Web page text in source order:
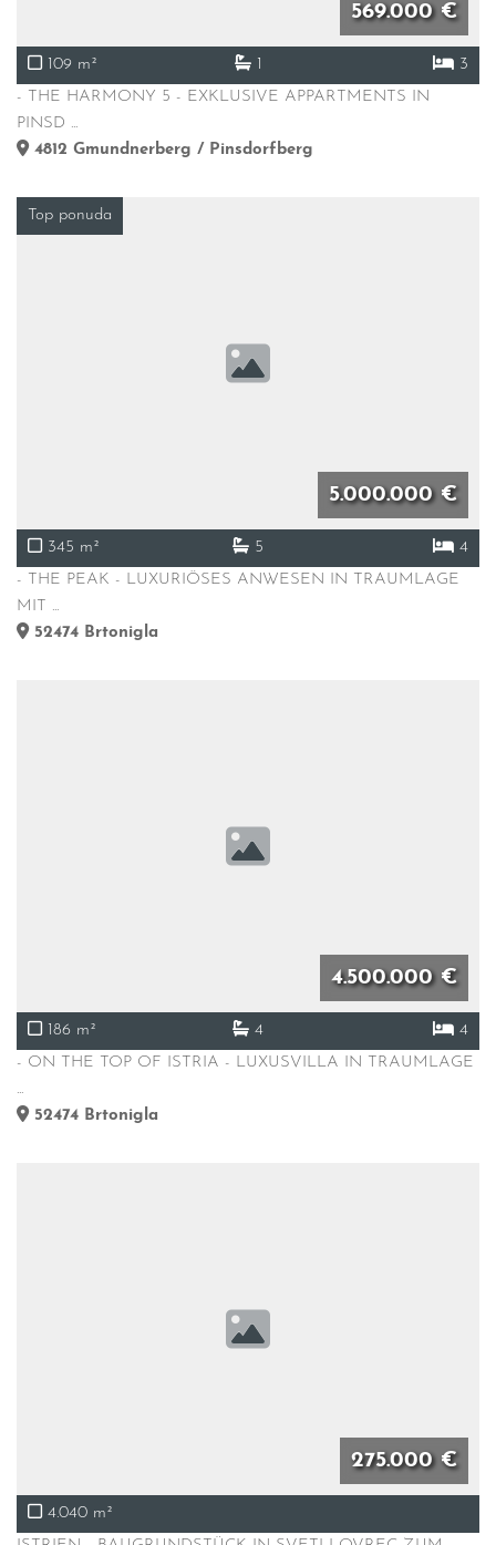
569.000 €
109 m² 1
3
- THE HARMONY 5 - EXKLUSIVE APPARTMENTS IN
PINSD ...
4812 Gmundnerberg / Pinsdorfberg
Top ponuda
5.000.000 €
345 m² 5
4
- THE PEAK - LUXURIÖSES ANWESEN IN TRAUMLAGE
MIT ...
52474 Brtonigla
4.500.000 €
186 m² 4
4
- ON THE TOP OF ISTRIA - LUXUSVILLA IN TRAUMLAGE
...
52474 Brtonigla
275.000 €
4.040 m²